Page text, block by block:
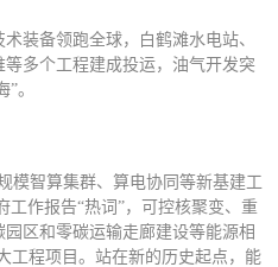
装备领跑全球，白鹤滩水电站、
多个工程建成投运，油气开发突
。
模智算集群、算电协同等新基建工
工作报告“热词”，可控核聚变、重
区和零碳运输走廊建设等能源相
工程项目。站在新的历史起点，能